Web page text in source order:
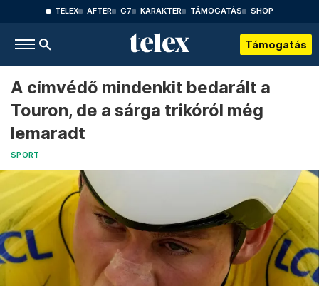
TELEX AFTER G7 KARAKTER TÁMOGATÁS SHOP
Támogatás
A címvédő mindenkit bedarált a
Touron, de a sárga trikóról még
lemaradt
SPORT